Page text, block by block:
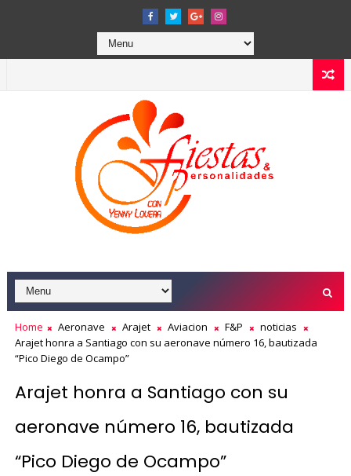
Home Aeronave Arajet Aviacion F&P
noticias
Arajet honra a Santiago con su aeronave número 16, bautizada
“Pico Diego de Ocampo”
Arajet honra a Santiago con su
aeronave número 16, bautizada
“Pico Diego de Ocampo”